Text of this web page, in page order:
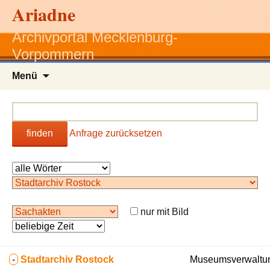
Ariadne
Archivportal Mecklenburg-
Vorpommern
Menü
finden Anfrage zurücksetzen
nur mit Bild
- Stadtarchiv Rostock